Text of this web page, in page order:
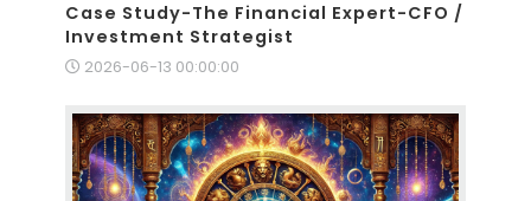
Case Study-The Financial Expert-CFO /
Investment Strategist
2026-06-13 00:00:00